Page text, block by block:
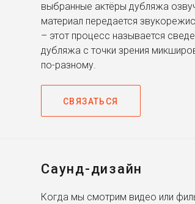
выбранные актёры дубляжа
материал передается
– этот процесс называется
дубляжа с точки зрения
по-разному.
СВЯЗАТЬСЯ
Саунд-дизайн
Когда мы смотрим видео или